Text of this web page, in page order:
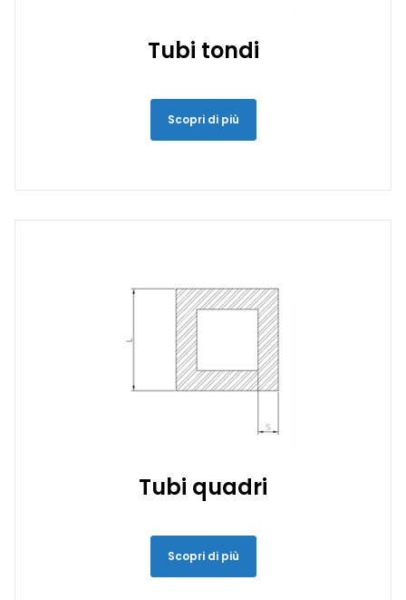
Tubi tondi
Scopri di più
Tubi quadri
Scopri di più